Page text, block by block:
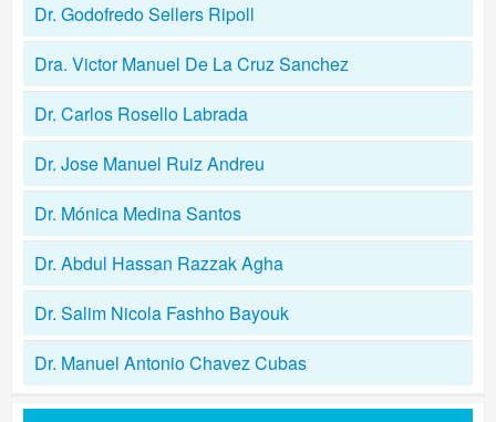
Dr. Godofredo Sellers Ripoll
Dra. Victor Manuel De La Cruz Sanchez
Dr. Carlos Rosello Labrada
Dr. Jose Manuel Ruiz Andreu
Dr. Mónica Medina Santos
Dr. Abdul Hassan Razzak Agha
Dr. Salim Nicola Fashho Bayouk
Dr. Manuel Antonio Chavez Cubas